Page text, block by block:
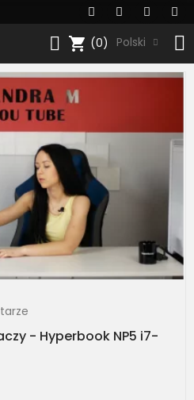
shopping_cart (0) Polski
- Hyperbook NP5 i7-